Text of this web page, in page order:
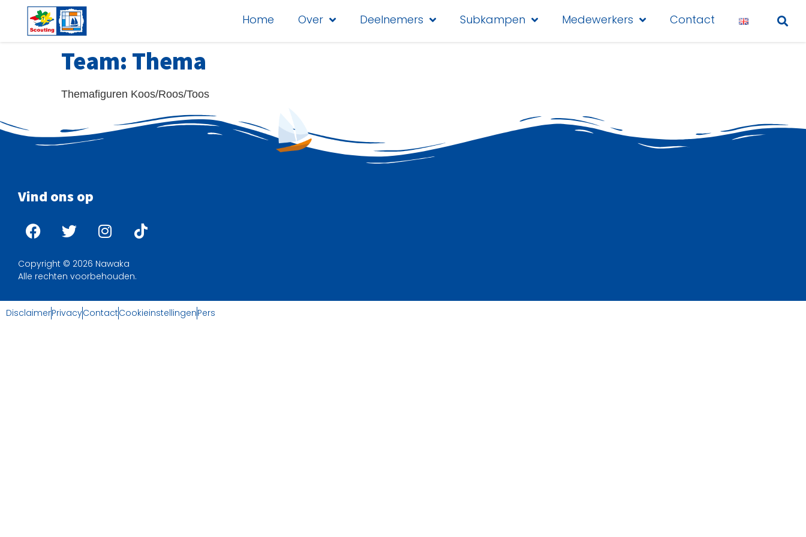
Home Over Deelnemers Subkampen Medewerkers Contact
Team: Thema
Themafiguren Koos/Roos/Toos
Vind ons op
Copyright © 2026 Nawaka
Alle rechten voorbehouden.
DisclaimerPrivacyContactCookieinstellingenPers